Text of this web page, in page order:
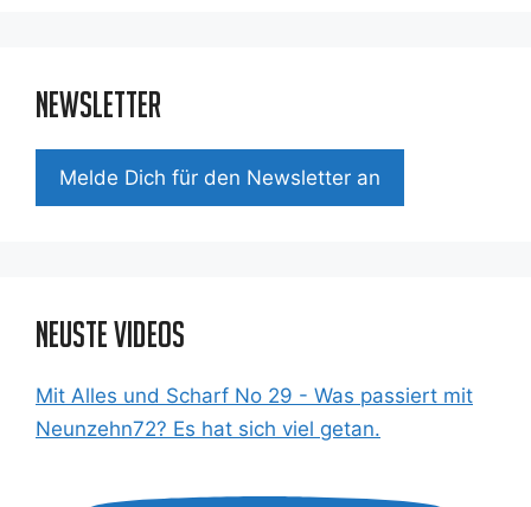
Newsletter
Mel­de Dich für den News­let­ter an
Neuste Videos
Mit Alles und Scharf No 29 - Was passiert mit
Neunzehn72? Es hat sich viel getan.